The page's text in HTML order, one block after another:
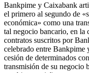
Bankpime y Caixabank
el primero al segundo de
económica» como una
tal negocio bancario, en la
contratos suscritos por
celebrado entre
cesión de determinados
transmisión de su negocio